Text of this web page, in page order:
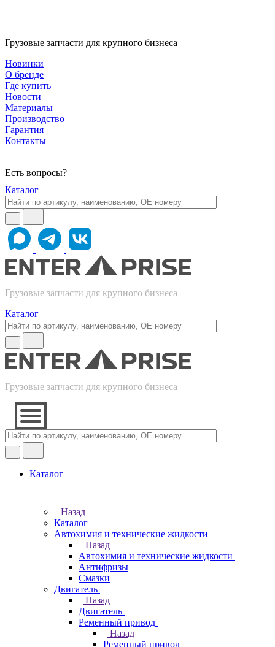
Грузовые запчасти для крупного бизнеса
Новинки
О бренде
Где купить
Новости
Материалы
Производство
Гарантия
Контакты
Есть вопросы?
Каталог
Грузовые запчасти для крупного бизнеса
Каталог
Грузовые запчасти для крупного бизнеса
Каталог
Назад
Каталог
Автохимия и технические жидкости
Назад
Автохимия и технические жидкости
Антифризы
Смазки
Двигатель
Назад
Двигатель
Ременный привод
Назад
Ременный привод